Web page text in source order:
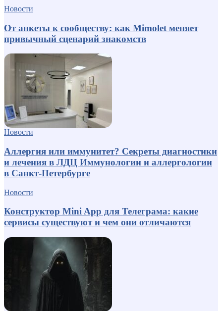
Новости
От анкеты к сообществу: как Mimolet меняет
привычный сценарий знакомств
Новости
Аллергия или иммунитет? Секреты диагностики
и лечения в ЛДЦ Иммунологии и аллергологии
в Санкт-Петербурге
Новости
Конструктор Mini App для Телеграма: какие
сервисы существуют и чем они отличаются